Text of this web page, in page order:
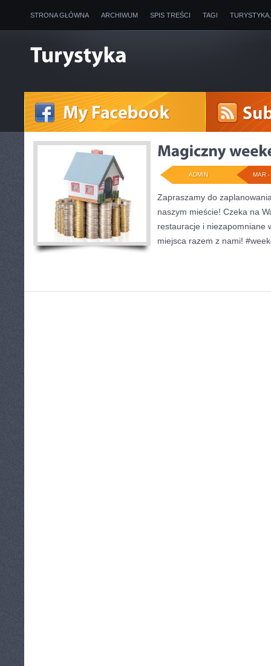
STRONA GŁÓWNA ARCHIWUM SPIS TREŚCI TAGI
MAR
ADMIN
Zapraszamy do
naszym mieście! Czeka na
restauracje i niezapomniane
miejsca razem z nami!